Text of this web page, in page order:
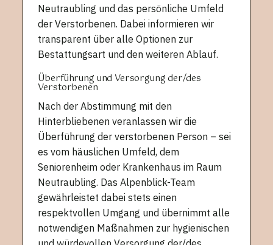
Neutraubling und das persönliche Umfeld
der Verstorbenen. Dabei informieren wir
transparent über alle Optionen zur
Bestattungsart und den weiteren Ablauf.
Überführung und Versorgung der/des
Verstorbenen
Nach der Abstimmung mit den
Hinterbliebenen veranlassen wir die
Überführung der verstorbenen Person – sei
es vom häuslichen Umfeld, dem
Seniorenheim oder Krankenhaus im Raum
Neutraubling. Das Alpenblick-Team
gewährleistet dabei stets einen
respektvollen Umgang und übernimmt alle
notwendigen Maßnahmen zur hygienischen